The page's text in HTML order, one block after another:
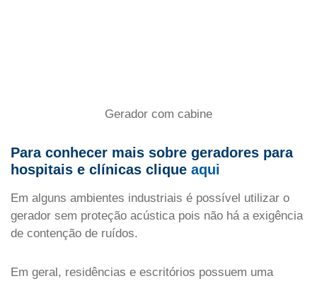
Gerador com cabine
Para conhecer mais sobre geradores para
hospitais e clínicas clique aqui
Em alguns ambientes industriais é possível utilizar o
gerador sem proteção acústica pois não há a exigência
de contenção de ruídos.
Em geral, residências e escritórios possuem uma